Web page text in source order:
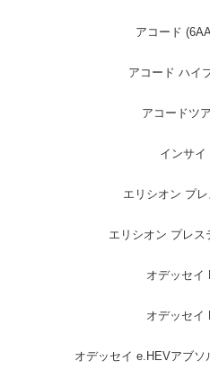
アコード
アコード ハイ
アコードツ
インサイ
エリシオン プ
エリシオン プレス
オデッセイ
オデッセイ
オデッセイ e.HEVアブソ